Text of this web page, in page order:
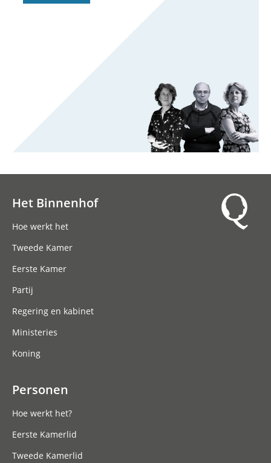
Het Binnenhof
Hoe werkt het
Tweede Kamer
Eerste Kamer
Partij
Regering en kabinet
Ministeries
Koning
Personen
Hoe werkt het?
Eerste Kamerlid
Tweede Kamerlid